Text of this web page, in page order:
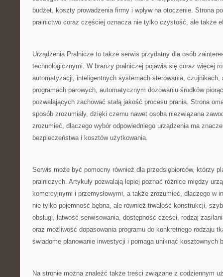
budżet, koszty prowadzenia firmy i wpływ na otoczenie. Strona
pralnictwo coraz częściej oznacza nie tylko czystość, ale także
Urządzenia Pralnicze to także serwis przydatny dla osób
technologicznymi. W branży pralniczej pojawia się coraz więcej
automatyzacji, inteligentnych systemach sterowania, czujnikach,
programach parowych, automatycznym dozowaniu środków
pozwalających zachować stałą jakość procesu prania. Strona
sposób zrozumiały, dzięki czemu nawet osoba niezwiązana
zrozumieć, dlaczego wybór odpowiedniego urządzenia ma
bezpieczeństwa i kosztów użytkowania.
Serwis może być pomocny również dla przedsiębiorców, którzy
pralniczych. Artykuły pozwalają lepiej poznać różnice między
komercyjnymi i przemysłowymi, a także zrozumieć, dlaczego w
nie tylko pojemność bębna, ale również trwałość konstrukcji,
obsługi, łatwość serwisowania, dostępność części, rodzaj
oraz możliwość dopasowania programu do konkretnego rodzaju
świadome planowanie inwestycji i pomaga uniknąć kosztownych
Na stronie można znaleźć także treści związane z codziennym